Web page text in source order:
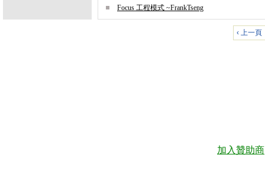
Focus 工程模式 ~FrankTseng
‹ 上一頁
加入贊助商